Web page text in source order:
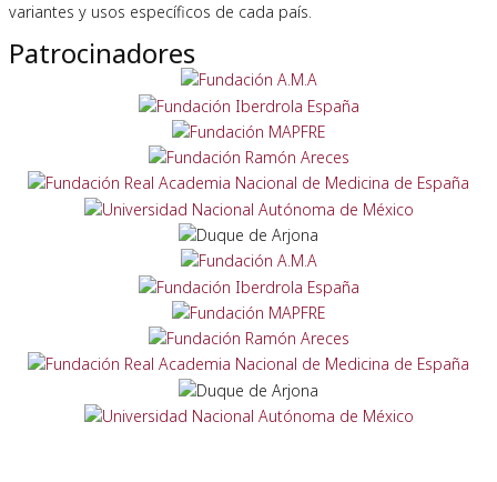
variantes y usos específicos de cada país.
Patrocinadores